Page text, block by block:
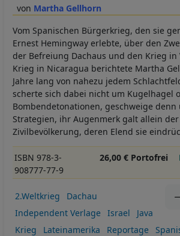
Martha Gellhorn
Vom Spanischen Bürgerkrieg, den sie
Ernest Hemingway erlebte, über den
der Befreiung Dachaus und den Krieg in
Krieg in Nicaragua berichtete Martha
Jahre lang von nahezu jedem
scherte sich dabei nicht um Kugelhagel
Bombendetonationen, geschweige
Strategien, ihr Augenmerk galt allein
Zivilbevölkerung, deren Elend sie
ISBN 978-3-
908777-77-9
26,00 € Portofrei
2.Weltkrieg
Dachau
Independent Verlage
Israel
Java
Krieg
Lateinamerika Reportage